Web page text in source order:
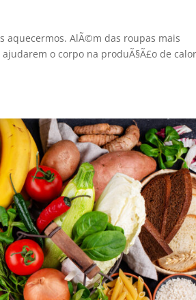
aquecermos. AlÃ©m das roupas mais
o corpo na produÃ§Ã£o de